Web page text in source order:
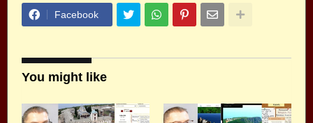
Facebook
You might like